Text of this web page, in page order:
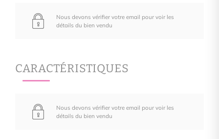
Nous devons vérifier votre email pour voir les
détails du bien vendu
CARACTÉRISTIQUES
Nous devons vérifier votre email pour voir les
détails du bien vendu